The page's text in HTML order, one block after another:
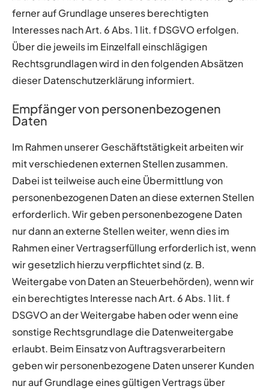
ferner auf Grundlage unseres berechtigten
Interesses nach Art. 6 Abs. 1 lit. f DSGVO erfolgen.
Über die jeweils im Einzelfall einschlägigen
Rechtsgrundlagen wird in den folgenden Absätzen
dieser Datenschutzerklärung informiert.
Empfänger von personenbezogenen
Daten
Im Rahmen unserer Geschäftstätigkeit arbeiten wir
mit verschiedenen externen Stellen zusammen.
Dabei ist teilweise auch eine Übermittlung von
personenbezogenen Daten an diese externen Stellen
erforderlich. Wir geben personenbezogene Daten
nur dann an externe Stellen weiter, wenn dies im
Rahmen einer Vertragserfüllung erforderlich ist, wenn
wir gesetzlich hierzu verpflichtet sind (z. B.
Weitergabe von Daten an Steuerbehörden), wenn wir
ein berechtigtes Interesse nach Art. 6 Abs. 1 lit. f
DSGVO an der Weitergabe haben oder wenn eine
sonstige Rechtsgrundlage die Datenweitergabe
erlaubt. Beim Einsatz von Auftragsverarbeitern
geben wir personenbezogene Daten unserer Kunden
nur auf Grundlage eines gültigen Vertrags über